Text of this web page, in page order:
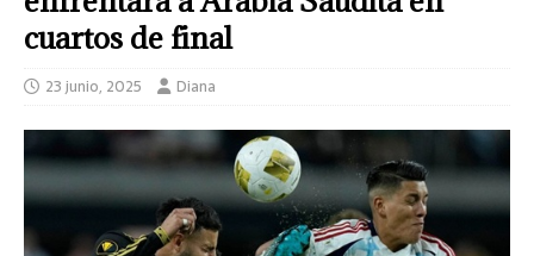
cuartos de final
23 junio, 2025 Diana